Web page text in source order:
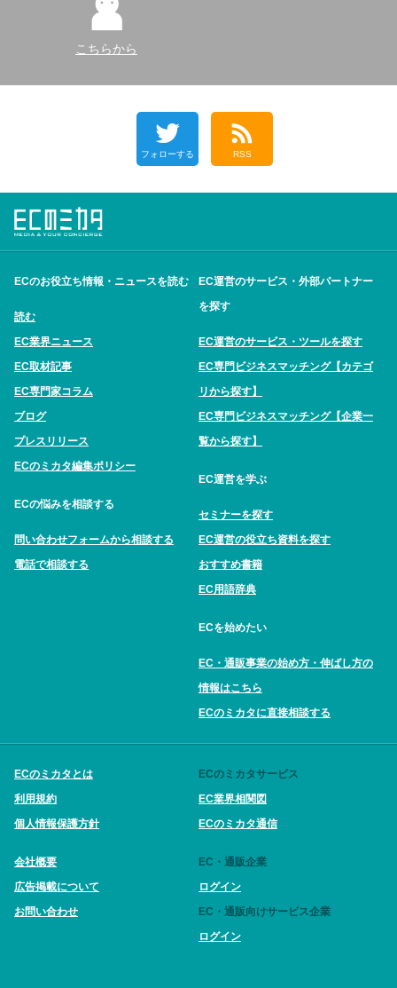
こちらから
フォローする RSS
ECのお役立ち情報・ニュースを読む
読む
EC業界ニュース
EC取材記事
EC専門家コラム
ブログ
プレスリリース
ECのミカタ編集ポリシー
ECの悩みを相談する
問い合わせフォームから相談する
電話で相談する
EC運営のサービス・外部パートナー
を探す
EC運営のサービス・ツールを探す
EC専門ビジネスマッチング【カテゴ
リから探す】
EC専門ビジネスマッチング【企業一
覧から探す】
EC運営を学ぶ
セミナーを探す
EC運営の役立ち資料を探す
おすすめ書籍
EC用語辞典
ECを始めたい
EC・通販事業の始め方・伸ばし方の
情報はこちら
ECのミカタに直接相談する
ECのミカタとは
利用規約
個人情報保護方針
会社概要
広告掲載について
お問い合わせ
ECのミカタサービス
EC業界相関図
ECのミカタ通信
EC・通販企業
ログイン
EC・通販向けサービス企業
ログイン